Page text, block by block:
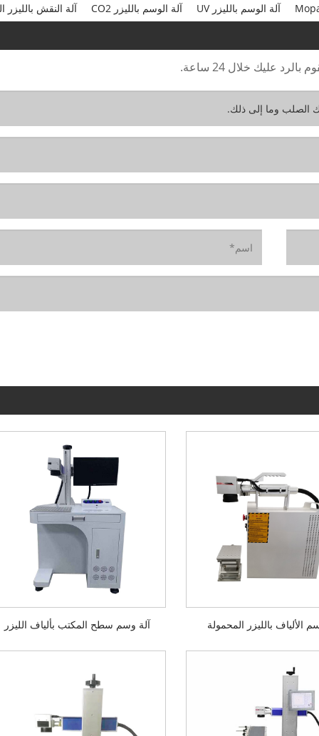
آلة النقش بالليزر آلة الوسم بالليزر CO2 آلة الوسم بالليزر UV
عليك خلال 24 ساعة.
آلة وسم سطح المكتب بألياف الليزر الألياف بالليزر المحمولة